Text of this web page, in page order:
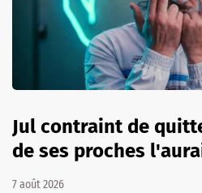
Jul contraint de
de ses proches
7 août 2026